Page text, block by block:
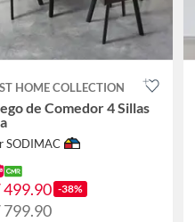
HOME COLLECTION
de Comedor 4 Sillas
SODIMAC
499.90 -38%
799.90